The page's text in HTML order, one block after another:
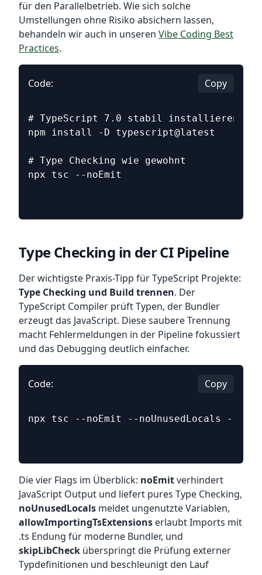
für den Parallelbetrieb. Wie sich solche
Umstellungen ohne Risiko absichern lassen,
behandeln wir auch in unseren Vibe Coding Best
Practices.
Code: Copy
# TypeScript 7.0 stabil installieren
npm install -D typescript@latest
# Type Checking wie gewohnt
npx tsc --noEmit
Type Checking in der CI Pipeline
Der wichtigste Praxis-Tipp für TypeScript Projekte:
Type Checking und Build trennen. Der
TypeScript Compiler prüft Typen, der Bundler
erzeugt das JavaScript. Diese saubere Trennung
macht Fehlermeldungen in der Pipeline fokussiert
und das Debugging deutlich einfacher.
Code: Copy
npx tsc --noEmit --noUnusedLocals --
Die vier Flags im Überblick: noEmitverhindert
JavaScript Output und liefert pures Type Checking,
noUnusedLocals meldet ungenutzte Variablen,
allowImportingTsExtensions erlaubt Imports mit
.ts Endung für moderne Bundler, und
skipLibCheck überspringt die Prüfung externer
Typdefinitionen und beschleunigt den Lauf